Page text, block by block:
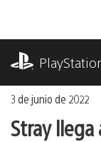
contenido
3 de junio de 2022
Stray llega